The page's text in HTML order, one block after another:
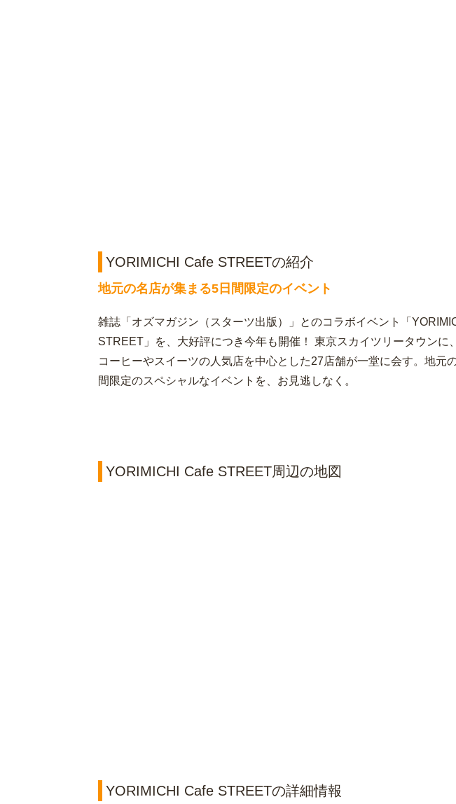
YORIMICHI Cafe STREETの紹介
地元の名店が集まる5日間限定のイベント
雑誌「オズマガジン（スターツ出版）」とのコラボイベント「
STREET」を、大好評につき今年も開催！ 東京スカイツリータウンに
コーヒーやスイーツの人気店を中心とした27店舗が一堂に会す。地元
間限定のスペシャルなイベントを、お見逃しなく。
YORIMICHI Cafe STREET周辺の地図
YORIMICHI Cafe STREETの詳細情報